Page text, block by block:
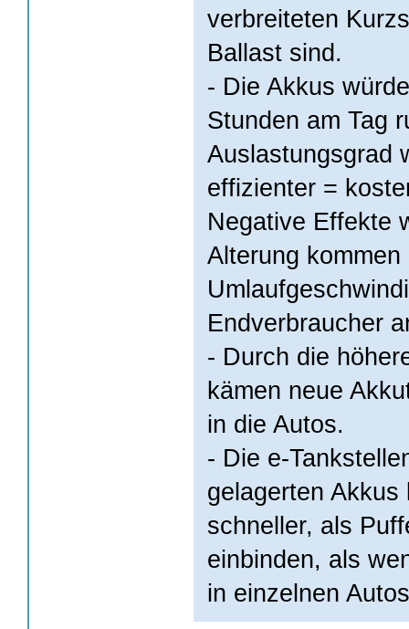
verbreiteten
Ballast sind.
- Die Akkus
Stunden am Tag
Auslastungsgrad
effizienter =
Negative Effekte
Alterung
Endverbraucher
- Durch die
kämen neue
in die Autos.
- Die e-
gelagerten
schneller, als
einbinden, als
in einzelnen